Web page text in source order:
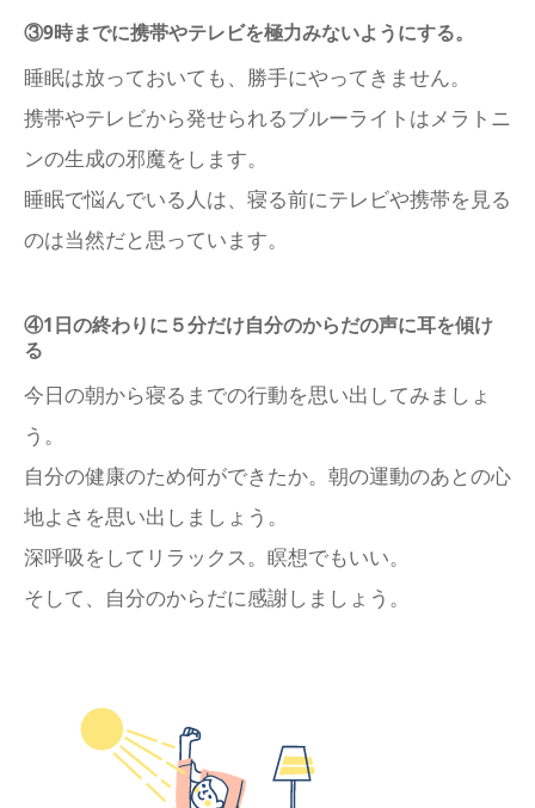
③9時までに携帯やテレビを極力みないようにする。
睡眠は放っておいても、勝手にやってきません。
携帯やテレビから発せられるブルーライトはメラトニ
ンの生成の邪魔をします。
睡眠で悩んでいる人は、寝る前にテレビや携帯を見る
のは当然だと思っています。
④1日の終わりに５分だけ自分のからだの声に耳を傾け
る
今日の朝から寝るまでの行動を思い出してみましょ
う。
自分の健康のため何ができたか。朝の運動のあとの心
地よさを思い出しましょう。
深呼吸をしてリラックス。瞑想でもいい。
そして、自分のからだに感謝しましょう。